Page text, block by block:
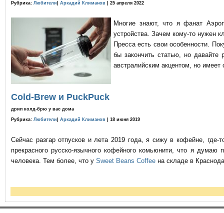
Рубрика: Любители Аркадий Климанов | 25 апреля 2022
Многие знают, что я фанат
устройства. Зачем кому-то нужен
Пресса есть свои особенности.
бы закончить статью, но давайте
австралийским акцентом, но имеет
Cold-Brew и PuckPuck
дрип колд-брю у вас дома
Рубрика: Любители Аркадий Климанов | 18 июня 2019
Сейчас разгар отпусков и лета 2019 года, я сижу в кофейне,
прекрасного русско-язычного кофейного комьюнити, что я
человека. Тем более, что у Sweet Beans Coffee на складе в